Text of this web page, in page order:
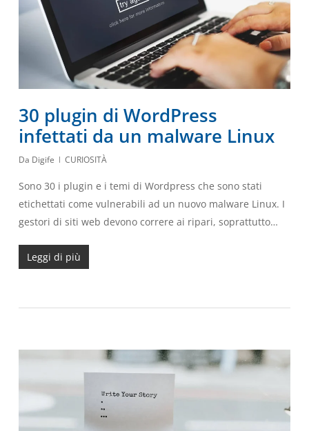
30 plugin di WordPress
infettati da un malware Linux
Da Digife CURIOSITÀ
Sono 30 i plugin e i temi di Wordpress che sono stati
etichettati come vulnerabili ad un nuovo malware Linux. I
gestori di siti web devono correre ai ripari, soprattutto…
Leggi di più